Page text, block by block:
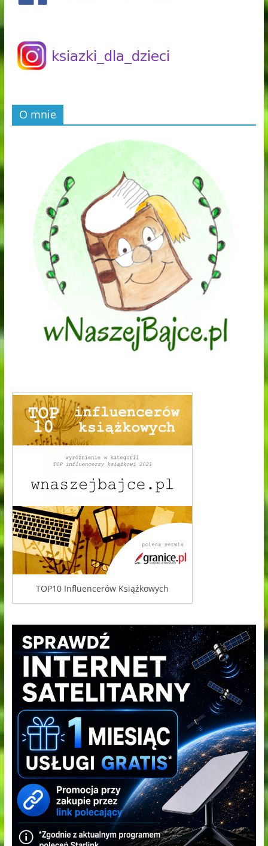
O mnie
TOP10 Influencerów Książkowych